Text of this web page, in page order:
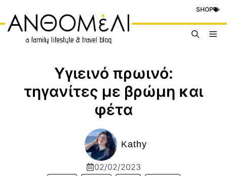
περιεχόμενο
SHOP
Υγιεινό πρωινό:
τηγανίτες με βρώμη και
φέτα
Kathy
02/02/2023